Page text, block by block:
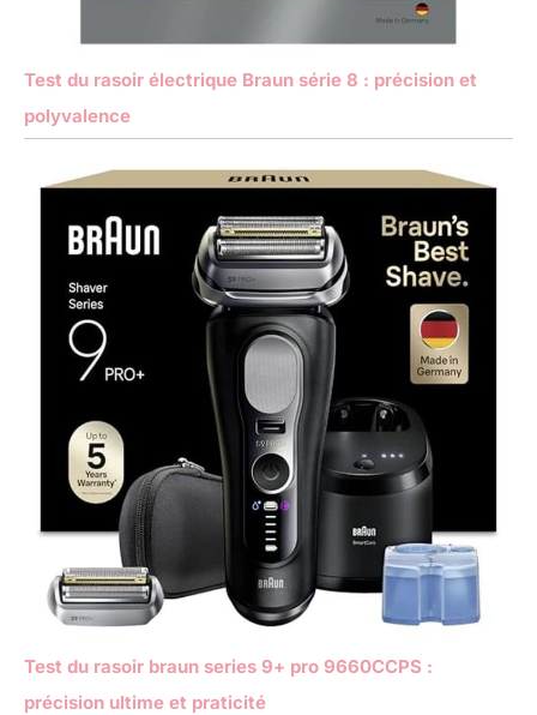
Test du rasoir électrique Braun série 8 : précision et
polyvalence
Test du rasoir braun series 9+ pro 9660CCPS :
précision ultime et praticité